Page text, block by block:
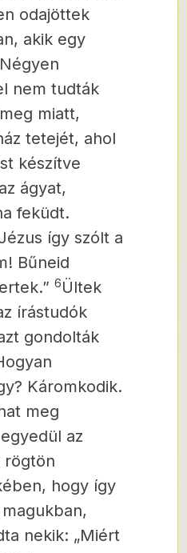
odajöttek
akik egy
nem tudták
miatt,
tetejét, ahol
készítve
ágyat,
feküdt.
így szólt a
Bűneid
6Ültek
írástudók
gondolták
Káromkodik.
meg
az
rögtön
hogy így
nekik: „Miért